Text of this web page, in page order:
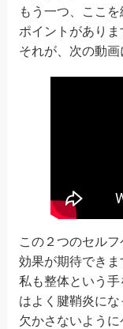
もう一つ、ここ
ポイントがありま
それが、次の動画
この２つのセル
効果が期待できま
私も整体という
はよく腱鞘炎に
欠かさないよう